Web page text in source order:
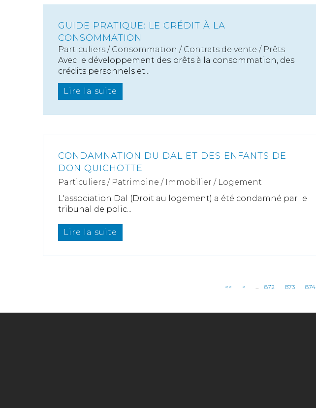
GUIDE PRATIQUE: LE CRÉDIT À LA
CONSOMMATION
Particuliers / Consommation / Contrats de vente / Prêts
Avec le développement des prêts à la consommation, des
crédits personnels et...
Lire la suite
CONDAMNATION DU DAL ET DES ENFANTS DE
DON QUICHOTTE
Particuliers / Patrimoine / Immobilier / Logement
L'association Dal (Droit au logement) a été condamné par le
tribunal de polic...
Lire la suite
<< < 872 873 874